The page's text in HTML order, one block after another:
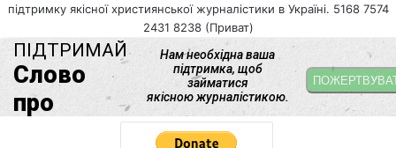
підтримку якісної християнської журналістики в Україні. 5168 7574
2431 8238 (Приват)